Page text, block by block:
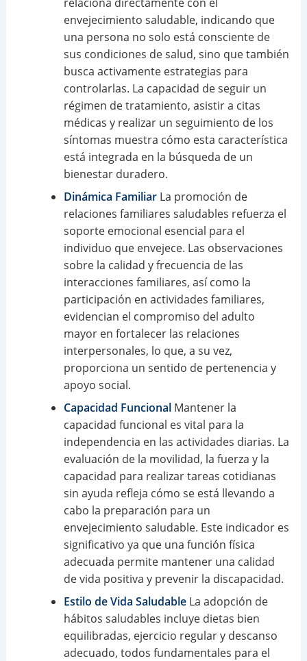
envejecimiento saludable, indicando que
una persona no solo está consciente de
sus condiciones de salud, sino que también
busca activamente estrategias para
controlarlas. La capacidad de seguir un
régimen de tratamiento, asistir a citas
médicas y realizar un seguimiento de los
síntomas muestra cómo esta característica
está integrada en la búsqueda de un
bienestar duradero.
Dinámica FamiliarLa promoción de
relaciones familiares saludables refuerza el
soporte emocional esencial para el
individuo que envejece. Las observaciones
sobre la calidad y frecuencia de las
interacciones familiares, así como la
participación en actividades familiares,
evidencian el compromiso del adulto
mayor en fortalecer las relaciones
interpersonales, lo que, a su vez,
proporciona un sentido de pertenencia y
apoyo social.
Capacidad FuncionalMantener la
capacidad funcional es vital para la
independencia en las actividades diarias. La
evaluación de la movilidad, la fuerza y la
capacidad para realizar tareas cotidianas
sin ayuda refleja cómo se está llevando a
cabo la preparación para un
envejecimiento saludable. Este indicador es
significativo ya que una función física
adecuada permite mantener una calidad
de vida positiva y prevenir la discapacidad.
Estilo de Vida SaludableLa adopción de
hábitos saludables incluye dietas bien
equilibradas, ejercicio regular y descanso
adecuado, todos fundamentales para el